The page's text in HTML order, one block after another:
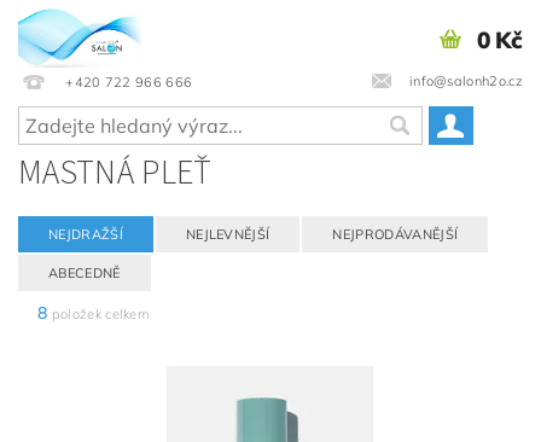
+420 722 966 666 info@salonh2o.cz
0 Kč
MASTNÁ PLEŤ
NEJDRAŽŠÍ NEJLEVNĚJŠÍ NEJPRODÁVANĚJŠÍ
ABECEDNĚ
8 položek celkem